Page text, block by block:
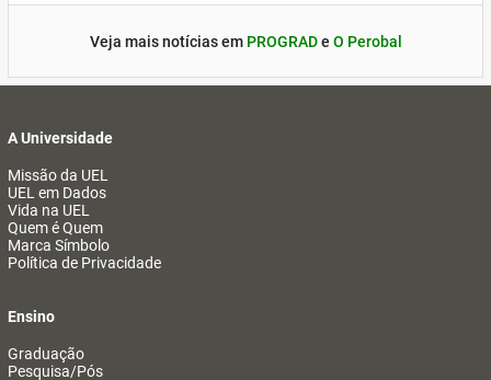
Veja mais notícias em PROGRADe O Perobal
A Universidade
Missão da UEL
UEL em Dados
Vida na UEL
Quem é Quem
Marca Símbolo
Política de Privacidade
Ensino
Graduação
Pesquisa/Pós